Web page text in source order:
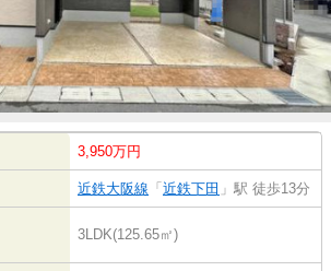
3,950万円
近鉄大阪線 「 近鉄下田 」駅 徒歩13分
3LDK(125.65㎡)